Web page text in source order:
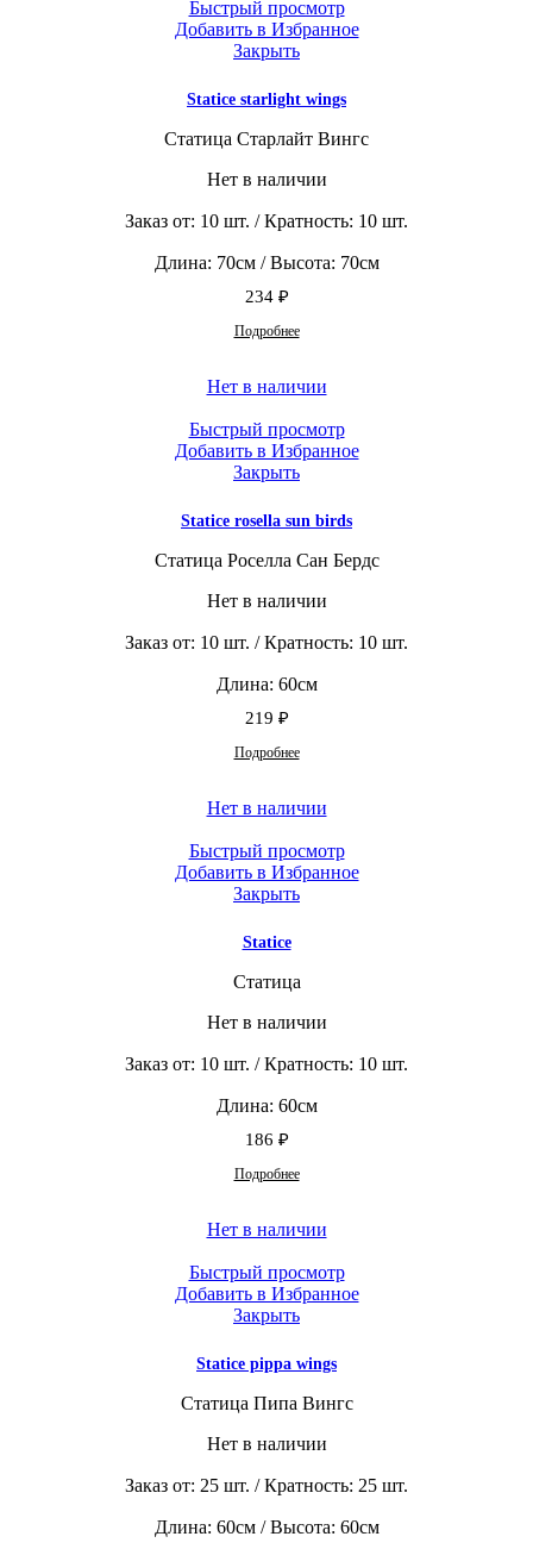
Быстрый просмотр
Добавить в Избранное
Закрыть
Statice starlight wings
Статица Старлайт Вингс
Нет в наличии
Заказ от: 10 шт. / Кратность: 10 шт.
Длина: 70см / Высота: 70см
234 ₽
Подробнее
Нет в наличии
Быстрый просмотр
Добавить в Избранное
Закрыть
Statice rosella sun birds
Статица Роселла Сан Бердс
Нет в наличии
Заказ от: 10 шт. / Кратность: 10 шт.
Длина: 60см
219 ₽
Подробнее
Нет в наличии
Быстрый просмотр
Добавить в Избранное
Закрыть
Statice
Статица
Нет в наличии
Заказ от: 10 шт. / Кратность: 10 шт.
Длина: 60см
186 ₽
Подробнее
Нет в наличии
Быстрый просмотр
Добавить в Избранное
Закрыть
Statice pippa wings
Статица Пипа Вингс
Нет в наличии
Заказ от: 25 шт. / Кратность: 25 шт.
Длина: 60см / Высота: 60см